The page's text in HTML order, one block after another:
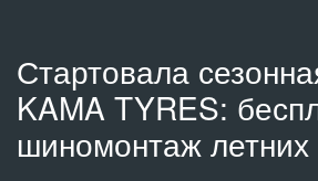
Стартовала
KAMA TYRES:
шиномонтаж